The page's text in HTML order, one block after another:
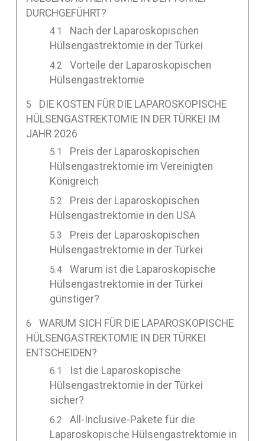
DURCHGEFÜHRT?
Nach der Laparoskopischen
Hülsengastrektomie in der Türkei
Vorteile der Laparoskopischen
Hülsengastrektomie
DIE KOSTEN FÜR DIE LAPAROSKOPISCHE
HÜLSENGASTREKTOMIE IN DER TÜRKEI IM
JAHR 2026
Preis der Laparoskopischen
Hülsengastrektomie im Vereinigten
Königreich
Preis der Laparoskopischen
Hülsengastrektomie in den USA
Preis der Laparoskopischen
Hülsengastrektomie in der Türkei
Warum ist die Laparoskopische
Hülsengastrektomie in der Türkei
günstiger?
WARUM SICH FÜR DIE LAPAROSKOPISCHE
HÜLSENGASTREKTOMIE IN DER TÜRKEI
ENTSCHEIDEN?
Ist die Laparoskopische
Hülsengastrektomie in der Türkei
sicher?
All-Inclusive-Pakete für die
Laparoskopische Hülsengastrektomie in